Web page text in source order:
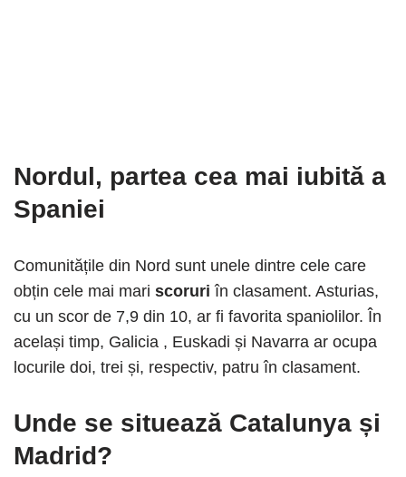
Nordul, partea cea mai iubită a
Spaniei
Comunitățile din Nord sunt unele dintre cele care
obțin cele mai mari scoruriîn clasament. Asturias,
cu un scor de 7,9 din 10, ar fi favorita spaniolilor. În
același timp, Galicia , Euskadi și Navarra ar ocupa
locurile doi, trei și, respectiv, patru în clasament.
Unde se situează Catalunya și
Madrid?